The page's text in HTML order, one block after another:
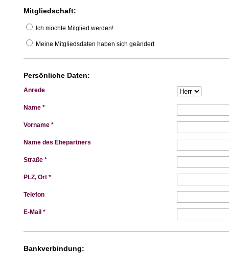
Mitgliedschaft:
Ich möchte Mitglied werden!
Meine Mitgliedsdaten haben sich geändert
Persönliche Daten:
Anrede
Name *
Vorname *
Name des Ehepartners
Straße *
PLZ, Ort *
Telefon
E-Mail *
Bankverbindung: